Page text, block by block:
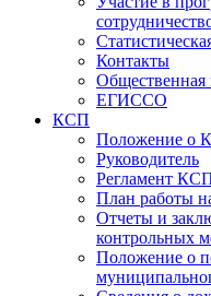
Контакты
Общественная
ЕГИССО
КСП
Положение о
Руководитель
Регламент
План работы
Отчеты и
контрольных
Положение о